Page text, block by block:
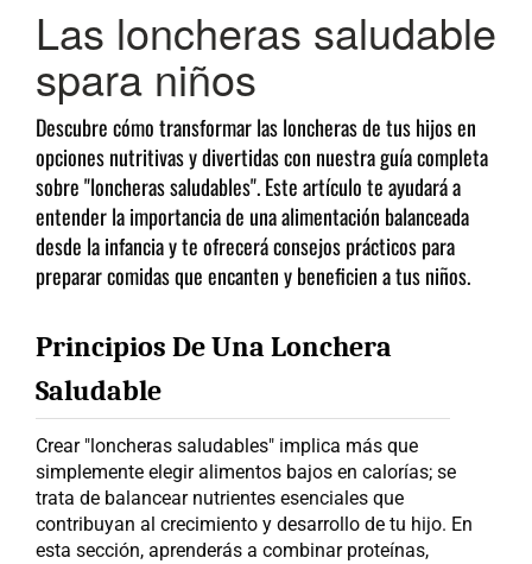
Las loncheras saludable
spara niños
Descubre cómo transformar las loncheras de tus hijos en
opciones nutritivas y divertidas con nuestra guía completa
sobre "loncheras saludables". Este artículo te ayudará a
entender la importancia de una alimentación balanceada
desde la infancia y te ofrecerá consejos prácticos para
preparar comidas que encanten y beneficien a tus niños.
Principios De Una Lonchera
Saludable
Crear "loncheras saludables" implica más que
simplemente elegir alimentos bajos en calorías; se
trata de balancear nutrientes esenciales que
contribuyan al crecimiento y desarrollo de tu hijo. En
esta sección, aprenderás a combinar proteínas,